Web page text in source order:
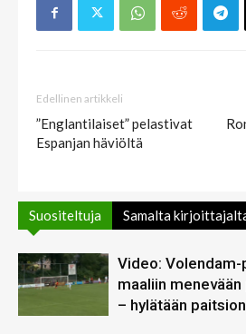
Edellinen artikkeli
”Englantilaiset” pelastivat
Espanjan häviöltä
Suositeltuja Samalta
Video:
maaliin
– hylätään